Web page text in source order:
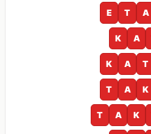
E T A
K A
K A T
T A K
T A K